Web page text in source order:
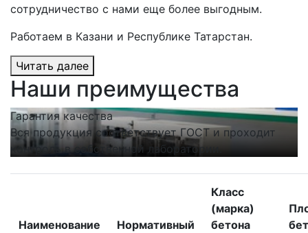
сотрудничество с нами еще более выгодным.
Работаем в Казани и Республике Татарстан.
Читать далее
Наши преимущества
Гарантия качества
Вся продукция соответствует ГОСТ и проходит
контроль в собственной лаборатории.
Наименование
Нормативный
Класс
(марка)
бетона